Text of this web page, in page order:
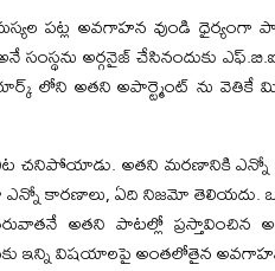
పట్ల అవగాహన వుండి
అనే సంస్థను అర్గనైజ్ చేసినందుకు
లోని అతని అపార్ట్మెంట్ ను వెతికే
చనిపోయాడు. అతని మరణానికి ఎన్నో
కారణాలు, ఏది నిజమో తెలియదు.
అతని పాటల్లో ప్రస్తావించిన
ఇన్ని విషయాలపై అంతలోతైన అవగాహన